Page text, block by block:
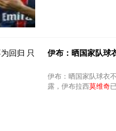
伊布：晒国家队球
伊布：晒国家队球衣不为回归 只想
露，伊布拉西莫维奇